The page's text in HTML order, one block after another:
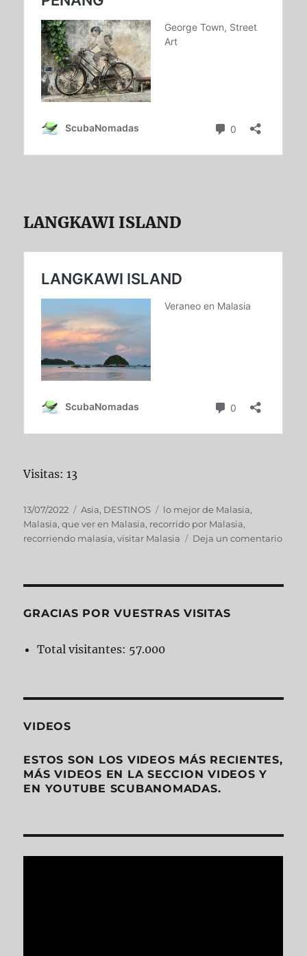
LANGKAWI ISLAND
Visitas: 13
Publicado
el
13/07/2022 Categorías
Asia, DESTINOS Etiquetas
lo mejor de Malasia,
Malasia,que ver en Malasia, recorrido por Malasia,
recorriendo malasia,visitar Malasia Deja un comentarioen
GRACIAS POR VUESTRAS VISITAS
Total visitantes: 57.000
VIDEOS
ESTOS SON LOS VIDEOS MÁS RECIENTES,
MÁS VIDEOS EN LA SECCION VIDEOS Y
EN YOUTUBE SCUBANOMADAS.